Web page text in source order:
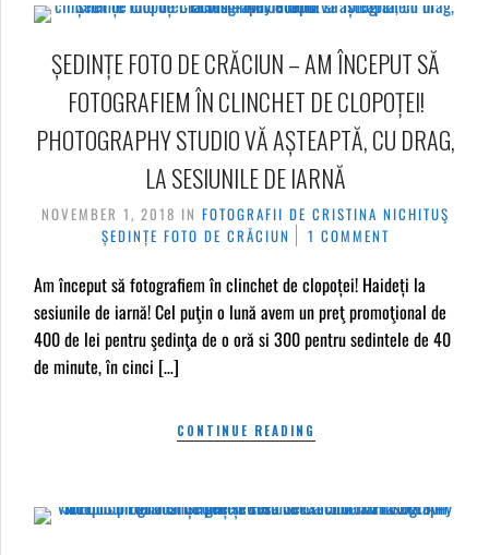
ȘEDINȚE FOTO DE CRĂCIUN – AM ÎNCEPUT SĂ
FOTOGRAFIEM ÎN CLINCHET DE CLOPOȚEI!
PHOTOGRAPHY STUDIO VĂ AȘTEAPTĂ, CU DRAG,
LA SESIUNILE DE IARNĂ
NOVEMBER 1, 2018 IN FOTOGRAFII DE CRISTINA NICHITUŞ
ȘEDINȚE FOTO DE CRĂCIUN
1 COMMENT
Am început să fotografiem în clinchet de clopoței! Haideți la
sesiunile de iarnă! Cel puţin o lună avem un preţ promoţional de
400 de lei pentru şedinţa de o oră si 300 pentru sedintele de 40
de minute, în cinci […]
CONTINUE READING